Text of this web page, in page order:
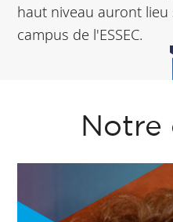
haut niveau auront
campus de l'ESSEC.
Notre